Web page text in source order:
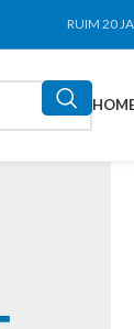
RUIM 20